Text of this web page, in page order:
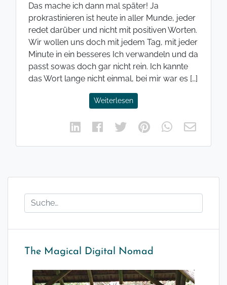
Das mache ich dann mal später! Ja
prokrastinieren ist heute in aller Munde, jeder
redet darüber und nicht mit positiven Worten.
Wir wollen uns doch mit jedem Tag, mit jeder
Minute in ein besseres Ich verwandeln und da
passt sowas doch gar nicht rein. Ich kannte
das Wort lange nicht einmal, bei mir war es […]
Weiterlesen
The Magical Digital Nomad